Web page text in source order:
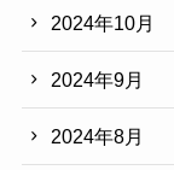
2024年10月
2024年9月
2024年8月